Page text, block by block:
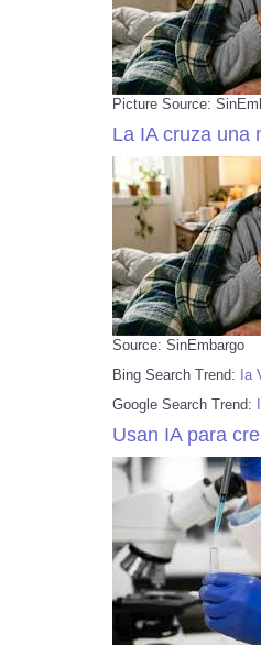
Picture Source:
La IA cruza una
Source: SinEmbargo
Bing Search Trend: Ia
Google Search Trend:
Usan IA para